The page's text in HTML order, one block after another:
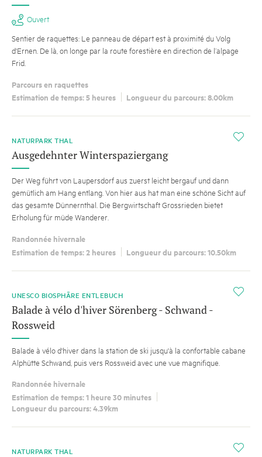
Ouvert
Sentier de raquettes: Le panneau de départ est à proximité du Volg
d'Ernen. De là, on longe par la route forestière en direction de l’alpage
Frid.
Parcours en raquettes
Estimation de temps: 5 heures
Longueur du parcours: 8.00km
i
NATURPARK THAL
Ausgedehnter Winterspaziergang
Der Weg führt von Laupersdorf aus zuerst leicht bergauf und dann
gemütlich am Hang entlang. Von hier aus hat man eine schöne Sicht auf
das gesamte Dünnernthal. Die Bergwirtschaft Grossrieden bietet
Erholung für müde Wanderer.
Randonnée hivernale
Estimation de temps: 2 heures
Longueur du parcours: 10.50km
i
UNESCO BIOSPHÄRE ENTLEBUCH
Balade à vélo d'hiver Sörenberg - Schwand -
Rossweid
Balade à vélo d'hiver dans la station de ski jusqu'à la confortable cabane
Alphütte Schwand, puis vers Rossweid avec une vue magnifique.
Randonnée hivernale
Estimation de temps: 1 heure 30 minutes
Longueur du parcours: 4.39km
i
NATURPARK THAL